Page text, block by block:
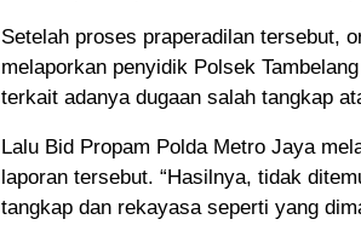
Setelah proses praperadilan tersebut,
melaporkan penyidik Polsek
terkait adanya dugaan salah tangkap
Lalu Bid Propam Polda Metro Jaya
laporan tersebut. “Hasilnya, tidak
tangkap dan rekayasa seperti yang